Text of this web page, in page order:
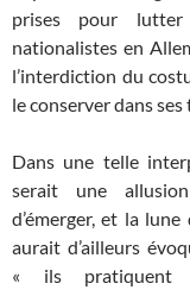
prises pour
nationalistes en
l’interdiction du
le conserver dans ses
Dans une telle
serait une
d’émerger, et la
aurait d’ailleurs
« ils pratiquent